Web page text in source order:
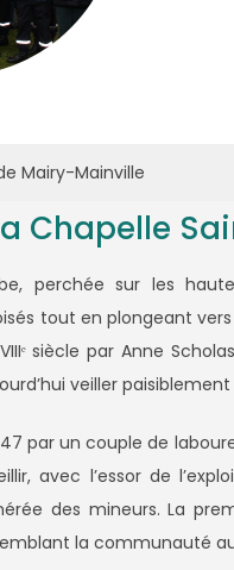
Mairy-Mainville
Chapelle
perchée sur les
tout en plongeant
siècle par Anne
veiller
par un couple de
avec l’essor de
des mineurs. La
la communauté